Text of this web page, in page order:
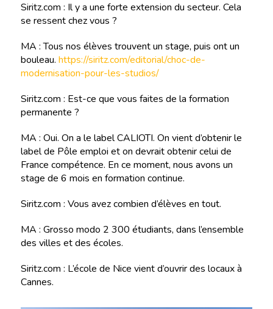
Siritz.com : Il y a une forte extension du secteur. Cela
se ressent chez vous ?
MA : Tous nos élèves trouvent un stage, puis ont un
bouleau. https://siritz.com/editorial/choc-de-
modernisation-pour-les-studios/
Siritz.com : Est-ce que vous faites de la formation
permanente ?
MA : Oui. On a le label CALIOTI. On vient d’obtenir le
label de Pôle emploi et on devrait obtenir celui de
France compétence. En ce moment, nous avons un
stage de 6 mois en formation continue.
Siritz.com : Vous avez combien d’élèves en tout.
MA : Grosso modo 2 300 étudiants, dans l’ensemble
des villes et des écoles.
Siritz.com : L’école de Nice vient d’ouvrir des locaux à
Cannes.